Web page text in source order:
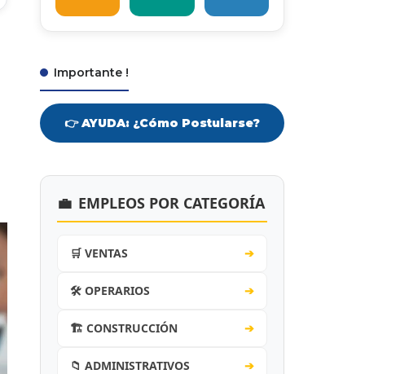
Importante !
👉 AYUDA: ¿Cómo Postularse?
💼 EMPLEOS POR CATEGORÍA
🛒 VENTAS ➔
🛠️ OPERARIOS ➔
🏗️ CONSTRUCCIÓN ➔
📁 ADMINISTRATIVOS ➔